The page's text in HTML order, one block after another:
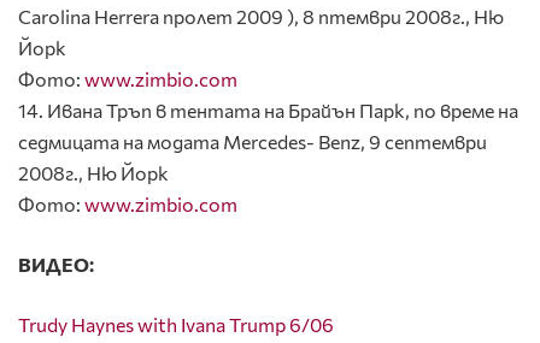
Carolina Herrera пролет 2009 ), 8 птември 2008г., Ню
Йорк
Фото: www.zimbio.com
14. Ивана Тръп в тентата на Брайън Парк, по време на
седмицата на модата Mercedes- Benz, 9 септември
2008г., Ню Йорк
Фото: www.zimbio.com
ВИДЕО:
Trudy Haynes with Ivana Trump 6/06